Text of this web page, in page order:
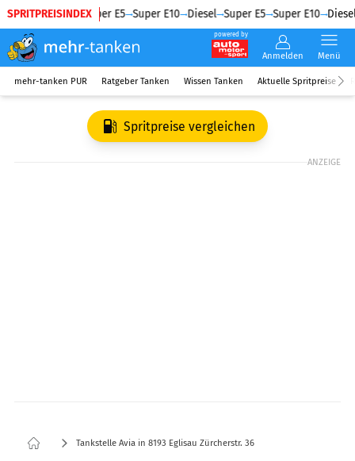
SPRITPREISINDEX
Diesel Super E5 Super E10 Diesel Super E5 Super E10 Diesel
powered by
Anmelden Menü
mehr-tanken PUR Ratgeber Tanken Wissen Tanken Aktuelle Spritpreise
Spritpreise vergleichen
ANZEIGE
Tankstelle Avia in 8193 Eglisau Zürcherstr. 36